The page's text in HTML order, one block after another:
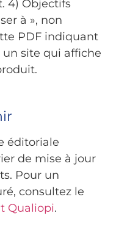
4) Objectifs
à », non
PDF indiquant
un site qui affiche
éditoriale
de mise à jour
Pour un
consultez le
Qualiopi.